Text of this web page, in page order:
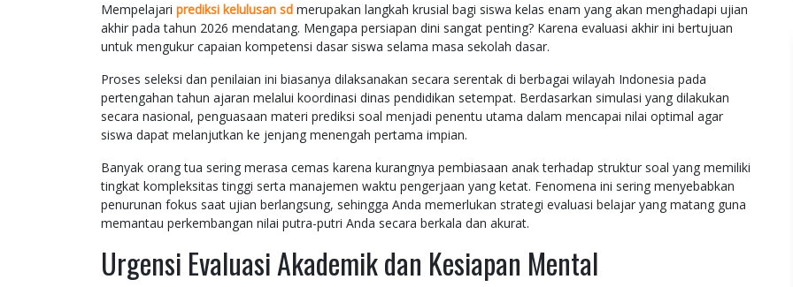
Mempelajari prediksi kelulusan sd merupakan langkah krusial bagi siswa kelas enam yang akan menghadapi ujian
akhir pada tahun 2026 mendatang. Mengapa persiapan dini sangat penting? Karena evaluasi akhir ini bertujuan
untuk mengukur capaian kompetensi dasar siswa selama masa sekolah dasar.
Proses seleksi dan penilaian ini biasanya dilaksanakan secara serentak di berbagai wilayah Indonesia pada
pertengahan tahun ajaran melalui koordinasi dinas pendidikan setempat. Berdasarkan simulasi yang dilakukan
secara nasional, penguasaan materi prediksi soal menjadi penentu utama dalam mencapai nilai optimal agar
siswa dapat melanjutkan ke jenjang menengah pertama impian.
Banyak orang tua sering merasa cemas karena kurangnya pembiasaan anak terhadap struktur soal yang memiliki
tingkat kompleksitas tinggi serta manajemen waktu pengerjaan yang ketat. Fenomena ini sering menyebabkan
penurunan fokus saat ujian berlangsung, sehingga Anda memerlukan strategi evaluasi belajar yang matang guna
memantau perkembangan nilai putra-putri Anda secara berkala dan akurat.
Urgensi Evaluasi Akademik dan Kesiapan Mental